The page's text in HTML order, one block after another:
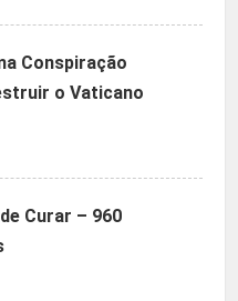
9,90.
Conspiração
o Vaticano
9,90.
Curar – 960